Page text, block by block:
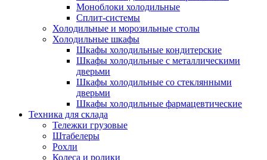
Моноблоки холодильные
Сплит-системы
Холодильные и морозильные столы
Холодильные шкафы
Шкафы холодильные кондитерские
Шкафы холодильные с металлическими
дверьми
Шкафы холодильные со стеклянными
дверьми
Шкафы холодильные фармацевтические
Техника для склада
Тележки грузовые
Штабелеры
Рохли
Колеса и ролики